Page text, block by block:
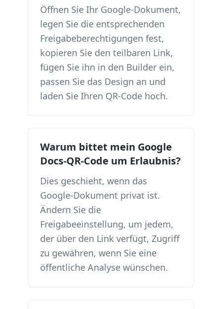
Öffnen Sie Ihr Google-Dokument,
legen Sie die entsprechenden
Freigabeberechtigungen fest,
kopieren Sie den teilbaren Link,
fügen Sie ihn in den Builder ein,
passen Sie das Design an und
laden Sie Ihren QR-Code hoch.
Warum bittet mein Google
Docs-QR-Code um Erlaubnis?
Dies geschieht, wenn das
Google-Dokument privat ist.
Ändern Sie die
Freigabeeinstellung, um jedem,
der über den Link verfügt, Zugriff
zu gewähren, wenn Sie eine
öffentliche Analyse wünschen.